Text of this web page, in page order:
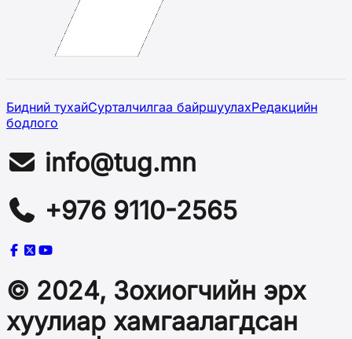
Бидний тухайСурталчилгаа байршуулахРедакцийн
бодлого
info@tug.mn
+976 9110-2565
© 2024, Зохиогчийн эрх
хуулиар хамгаалагдсан